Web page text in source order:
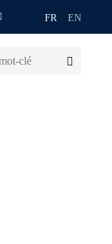
FR EN